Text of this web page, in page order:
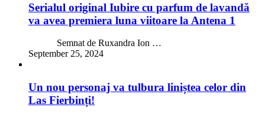
Serialul original Iubire cu parfum de lavandă
va avea premiera luna viitoare la Antena 1
Semnat de Ruxandra Ion …
September 25, 2024
Un nou personaj va tulbura liniștea celor din
Las Fierbinți!